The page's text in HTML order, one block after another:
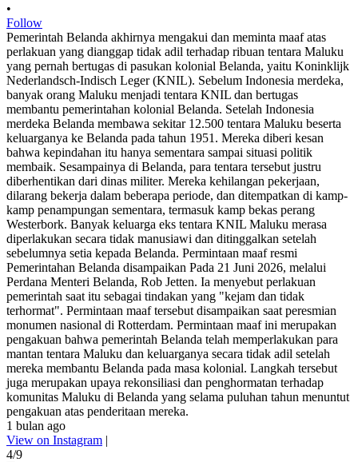
•
Follow
Pemerintah Belanda akhirnya mengakui dan meminta maaf atas
perlakuan yang dianggap tidak adil terhadap ribuan tentara Maluku
yang pernah bertugas di pasukan kolonial Belanda, yaitu Koninklijk
Nederlandsch-Indisch Leger (KNIL). Sebelum Indonesia merdeka,
banyak orang Maluku menjadi tentara KNIL dan bertugas
membantu pemerintahan kolonial Belanda. Setelah Indonesia
merdeka Belanda membawa sekitar 12.500 tentara Maluku beserta
keluarganya ke Belanda pada tahun 1951. Mereka diberi kesan
bahwa kepindahan itu hanya sementara sampai situasi politik
membaik. Sesampainya di Belanda, para tentara tersebut justru
diberhentikan dari dinas militer. Mereka kehilangan pekerjaan,
dilarang bekerja dalam beberapa periode, dan ditempatkan di kamp-
kamp penampungan sementara, termasuk kamp bekas perang
Westerbork. Banyak keluarga eks tentara KNIL Maluku merasa
diperlakukan secara tidak manusiawi dan ditinggalkan setelah
sebelumnya setia kepada Belanda. Permintaan maaf resmi
Pemerintahan Belanda disampaikan Pada 21 Juni 2026, melalui
Perdana Menteri Belanda, Rob Jetten. Ia menyebut perlakuan
pemerintah saat itu sebagai tindakan yang "kejam dan tidak
terhormat". Permintaan maaf tersebut disampaikan saat peresmian
monumen nasional di Rotterdam. Permintaan maaf ini merupakan
pengakuan bahwa pemerintah Belanda telah memperlakukan para
mantan tentara Maluku dan keluarganya secara tidak adil setelah
mereka membantu Belanda pada masa kolonial. Langkah tersebut
juga merupakan upaya rekonsiliasi dan penghormatan terhadap
komunitas Maluku di Belanda yang selama puluhan tahun menuntut
pengakuan atas penderitaan mereka.
1 bulan ago
View on Instagram |
4/9